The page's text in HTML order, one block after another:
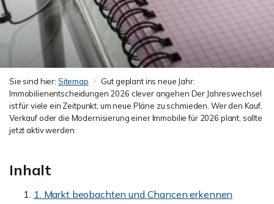
Sie sind hier: Sitemap
Gut geplant ins neue Jahr:
Immobilienentscheidungen 2026 clever angehen Der Jahreswechsel
ist für viele ein Zeitpunkt, um neue Pläne zu schmieden. Wer den Kauf,
Verkauf oder die Modernisierung einer Immobilie für 2026 plant, sollte
jetzt aktiv werden
Inhalt
1. Markt beobachten und Chancen erkennen